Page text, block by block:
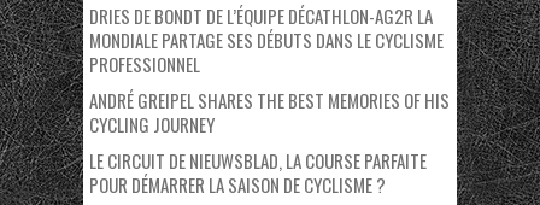
DRIES DE BONDT DE L’ÉQUIPE DÉCATHLON-AG2R LA
MONDIALE PARTAGE SES DÉBUTS DANS LE CYCLISME
PROFESSIONNEL
ANDRÉ GREIPEL SHARES THE BEST MEMORIES OF HIS
CYCLING JOURNEY
LE CIRCUIT DE NIEUWSBLAD, LA COURSE PARFAITE
POUR DÉMARRER LA SAISON DE CYCLISME ?